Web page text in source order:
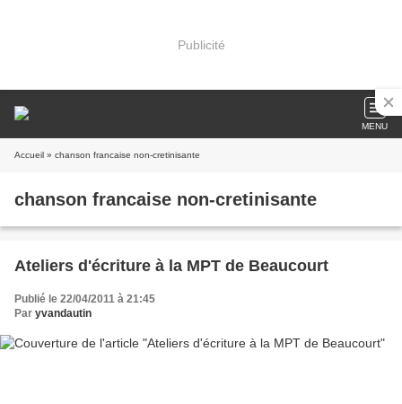
Publicité
MENU
Accueil » chanson francaise non-cretinisante
chanson francaise non-cretinisante
Ateliers d'écriture à la MPT de Beaucourt
Publié le 22/04/2011 à 21:45
Par yvandautin